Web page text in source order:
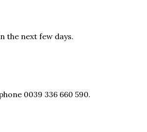
the next few days.
0039 336 660 590.